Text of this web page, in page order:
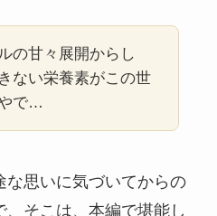
の甘々展開からし
ない栄養素がこの世
で…
な思いに気づいてからの
そこは、本編で堪能し